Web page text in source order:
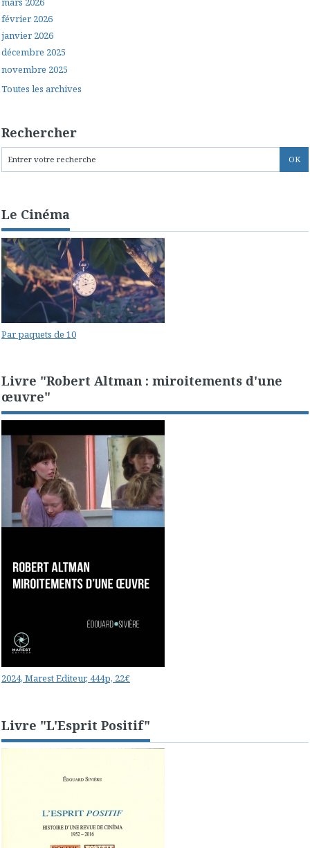
février 2026
janvier 2026
décembre 2025
novembre 2025
Toutes les archives
Rechercher
Le Cinéma
Par paquets de 10
Livre "Robert Altman : miroitements d'une
œuvre"
2024, Marest Editeur, 444p, 22€
Livre "L'Esprit Positif"